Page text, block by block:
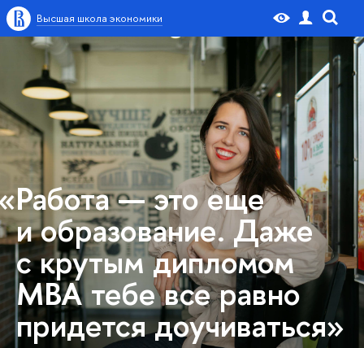
Высшая школа экономики
— это еще
и образование. Даже
с крутым дипломом
МВА тебе все равно
придется доучиваться»